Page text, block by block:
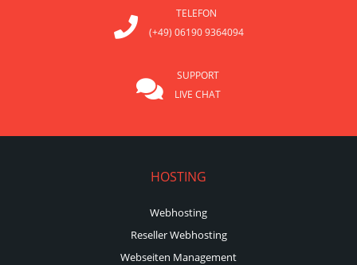
TELEFON
(+49) 06190 9364094
SUPPORT
LIVE CHAT
HOSTING
Webhosting
Reseller Webhosting
Webseiten Management